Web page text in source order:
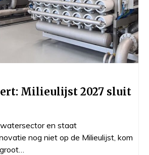
Milieulijst 2027 sluit
en staat
nog niet op de Milieulijst, kom